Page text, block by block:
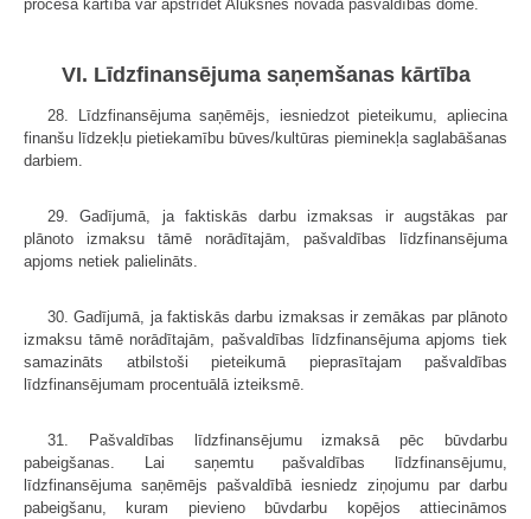
procesa kārtībā var apstrīdēt Alūksnes novada pašvaldības domē.
VI. Līdzfinansējuma saņemšanas kārtība
28. Līdzfinansējuma saņēmējs, iesniedzot pieteikumu, apliecina
finanšu līdzekļu pietiekamību būves/kultūras pieminekļa saglabāšanas
darbiem.
29. Gadījumā, ja faktiskās darbu izmaksas ir augstākas par
plānoto izmaksu tāmē norādītajām, pašvaldības līdzfinansējuma
apjoms netiek palielināts.
30. Gadījumā, ja faktiskās darbu izmaksas ir zemākas par plānoto
izmaksu tāmē norādītajām, pašvaldības līdzfinansējuma apjoms tiek
samazināts atbilstoši pieteikumā pieprasītajam pašvaldības
līdzfinansējumam procentuālā izteiksmē.
31. Pašvaldības līdzfinansējumu izmaksā pēc būvdarbu
pabeigšanas. Lai saņemtu pašvaldības līdzfinansējumu,
līdzfinansējuma saņēmējs pašvaldībā iesniedz ziņojumu par darbu
pabeigšanu, kuram pievieno būvdarbu kopējos attiecināmos